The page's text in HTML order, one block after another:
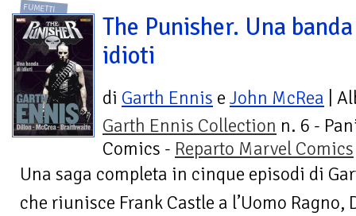
FUMETTI
The Punisher. Una
idioti
di Garth Ennis e John McRea |
Garth Ennis Collection n. 6 -
Comics - Reparto Marvel Comics
Una saga completa in cinque episodi di
che riunisce Frank Castle a l’Uomo Ragno,